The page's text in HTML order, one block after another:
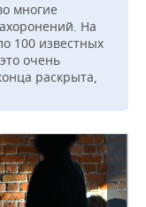
многие
На
100 известных
очень
раскрыта,